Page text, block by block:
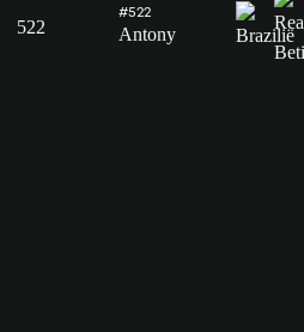
522
#522
Antony